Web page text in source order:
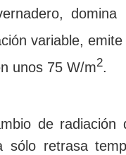
variable,
unos 75 W/m2.
de
sólo retrasa